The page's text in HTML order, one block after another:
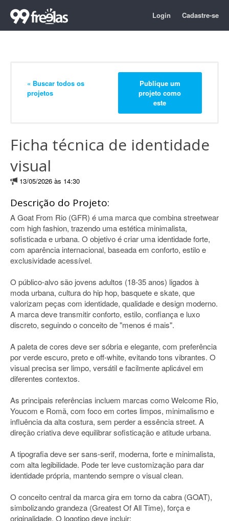
Login Cadastre-se
« Buscar todos os
projetos
Publique um
projeto como
este
Ficha técnica de identidade
visual
13/05/2026 às 14:30
Descrição do Projeto:
A Goat From Rio (GFR) é uma marca que combina streetwear
com high fashion, trazendo uma estética minimalista,
sofisticada e urbana. O objetivo é criar uma identidade forte,
com aparência internacional, baseada em conforto, estilo e
exclusividade acessível.
O público-alvo são jovens adultos (18-35 anos) ligados à
moda urbana, cultura do hip hop, basquete e skate, que
valorizam peças com identidade, qualidade e design moderno.
A marca deve transmitir conforto, estilo, confiança e luxo
discreto, seguindo o conceito de "menos é mais".
A paleta de cores deve ser sóbria e elegante, com preferência
por verde escuro, preto e off-white, evitando tons vibrantes. O
visual precisa ser limpo, versátil e facilmente aplicável em
diferentes contextos.
As principais referências incluem marcas como Welcome Rio,
Youcom e Romã, com foco em cortes limpos, minimalismo e
influência da alta costura, sem perder a essência street. A
direção criativa deve equilibrar sofisticação e atitude urbana.
A tipografia deve ser sans-serif, moderna, forte e minimalista,
com alta legibilidade. Pode ter leve customização para dar
identidade própria, mantendo sempre o visual clean.
O conceito central da marca gira em torno da cabra (GOAT),
simbolizando grandeza (Greatest Of All Time), força e
originalidade. O logotipo deve incluir: